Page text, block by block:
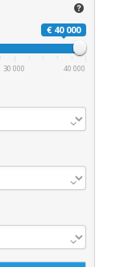
€ 40 000
30 000 40 000